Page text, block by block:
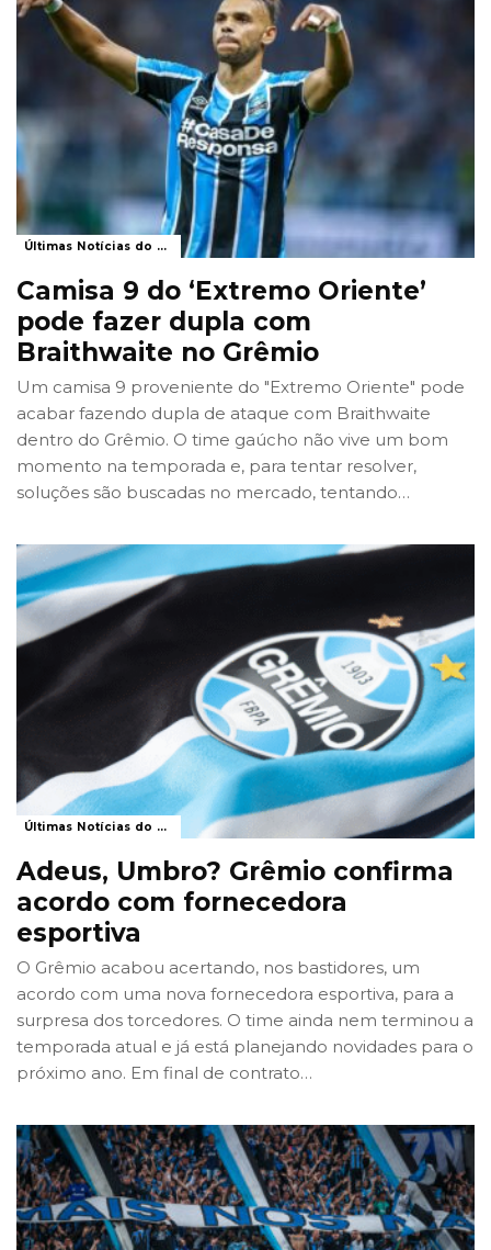
Últimas Notícias do Grêmio
Camisa 9 do ‘Extremo Oriente’
pode fazer dupla com
Braithwaite no Grêmio
Um camisa 9 proveniente do "Extremo Oriente" pode
acabar fazendo dupla de ataque com Braithwaite
dentro do Grêmio. O time gaúcho não vive um bom
momento na temporada e, para tentar resolver,
soluções são buscadas no mercado, tentando…
Últimas Notícias do Grêmio
Adeus, Umbro? Grêmio confirma
acordo com fornecedora
esportiva
O Grêmio acabou acertando, nos bastidores, um
acordo com uma nova fornecedora esportiva, para a
surpresa dos torcedores. O time ainda nem terminou a
temporada atual e já está planejando novidades para o
próximo ano. Em final de contrato…